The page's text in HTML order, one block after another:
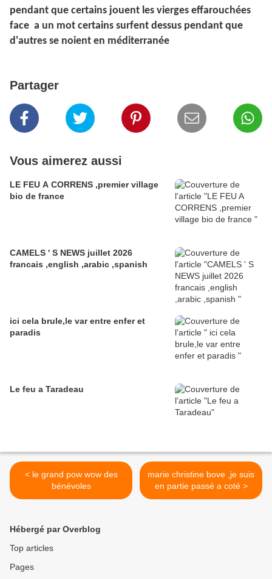
pendant que certains jouent les vierges effarouchées
face a un mot certains surfent dessus pendant que
d'autres se noient en méditerranée
Partager
Vous aimerez aussi
LE FEU A CORRENS ,premier village
bio de france
CAMELS ' S NEWS juillet 2026
francais ,english ,arabic ,spanish
ici cela brule,le var entre enfer et
paradis
Le feu a Taradeau
< le grand pow wow des
bénévoles
marie christine bove ,je suis
en partie passé a coté >
Hébergé par Overblog
Top articles
Pages